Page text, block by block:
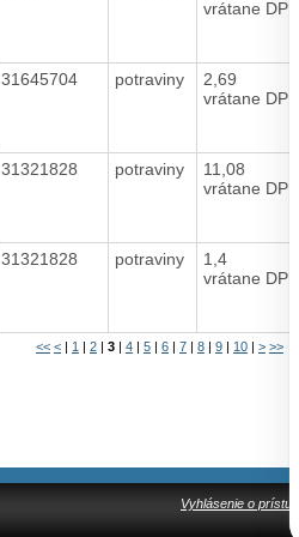
vrátane DPH
31645704 potraviny
2,69
vrátane DPH
31321828 potraviny
11,08
vrátane DPH
31321828 potraviny
1,4
vrátane DPH
<< <| 1 | 2| 3| 4| 5| 6| 7| 8| 9| 10| > >>
Vyhlásenie o